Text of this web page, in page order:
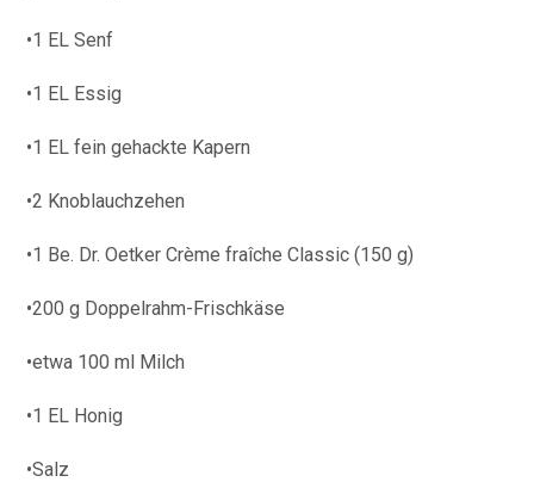
•1 EL Senf
•1 EL Essig
•1 EL fein gehackte Kapern
•2 Knoblauchzehen
•1 Be. Dr. Oetker Crème fraîche Classic (150 g)
•200 g Doppelrahm-Frischkäse
•etwa 100 ml Milch
•1 EL Honig
•Salz